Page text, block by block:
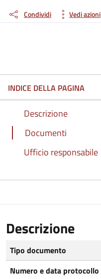
Condividi Vedi azioni
INDICE DELLA PAGINA
Descrizione
Documenti
Ufficio responsabile
Descrizione
Tipo documento
Numero e data protocollo